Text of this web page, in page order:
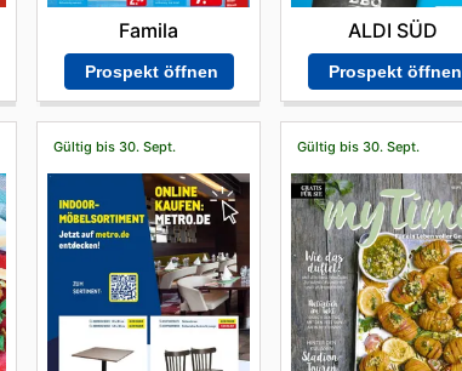
Famila
Prospekt öffnen
ALDI SÜD
Prospekt öffnen
Gültig bis 30. Sept. Gültig bis 30. Sept.